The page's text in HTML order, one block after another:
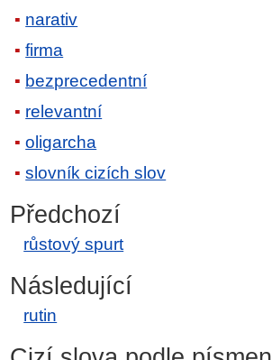
narativ
firma
bezprecedentní
relevantní
oligarcha
slovník cizích slov
Předchozí
růstový spurt
Následující
rutin